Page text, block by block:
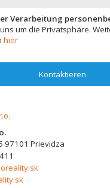
Verarbeitung
um die Privatsphäre.
hier
Kontaktieren
97101 Prievidza